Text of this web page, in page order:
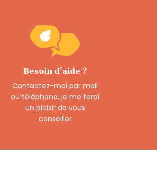
Besoin d’aide ?
Contactez-moi par mail
ou téléphone, je me ferai
un plaisir de vous
conseiller